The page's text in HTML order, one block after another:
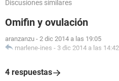
Discusiones similares
Omifin y ovulación
aranzanzu - 2 dic 2014 a las 19:05
marlene-ines - 3 dic 2014 a las 14:42
4 respuestas